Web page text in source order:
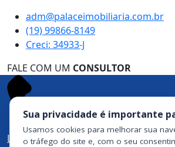
adm@palaceimobiliaria.com.br
(19) 99866-8149
Creci: 34933-J
FALE COM UM CONSULTOR
Ligue agora
Sua privacidade é importante
Usamos cookies para melhorar sua
o tráfego do site e, com o seu